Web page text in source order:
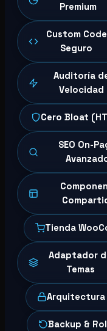
Premium
Custom Code
Seguro
Auditoría
Velocidad
Cero Bloat
SEO On-
Tienda
Adaptador
Temas
Arquitectura
Backup &